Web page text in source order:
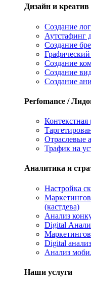
Дизайн и креатив
Создание
Аутстафинг
Создание
Создание
Создание
Создание
Perfomance /
Контекстная
Отраслевые
Трафик на
Аналитика и
Настройка
(кастдева)
Анализ
Digital
Digital
Анализ
Наши услуги